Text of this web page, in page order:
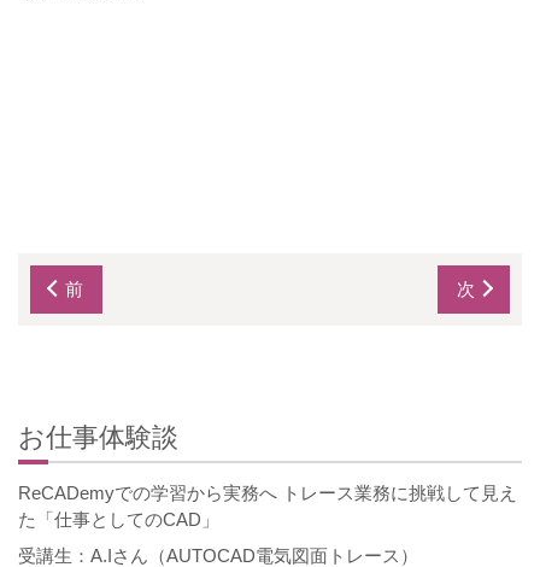
前 次
お仕事体験談
ReCADemyでの学習から実務へ トレース業務に挑戦して見え
た「仕事としてのCAD」
受講生：A.Iさん（AUTOCAD電気図面トレース）